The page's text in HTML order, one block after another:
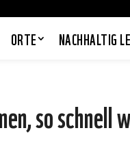
ORTE NACHHALTIG
so schnell